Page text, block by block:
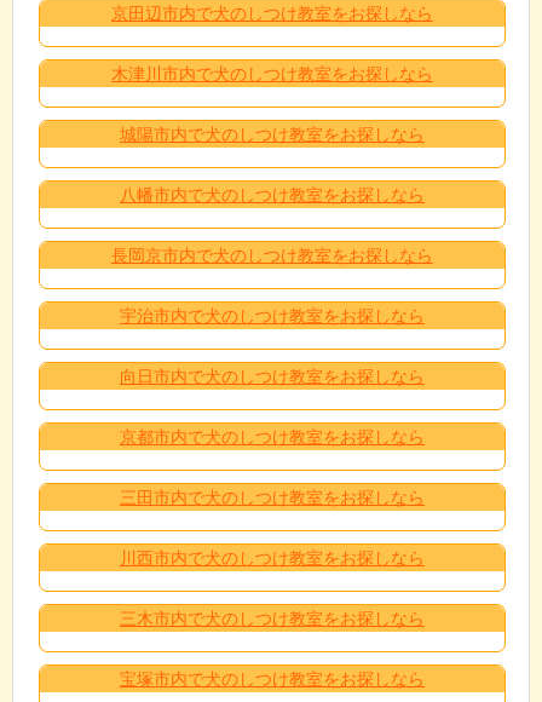
京田辺市内で犬のしつけ教室をお探しなら
木津川市内で犬のしつけ教室をお探しなら
城陽市内で犬のしつけ教室をお探しなら
八幡市内で犬のしつけ教室をお探しなら
長岡京市内で犬のしつけ教室をお探しなら
宇治市内で犬のしつけ教室をお探しなら
向日市内で犬のしつけ教室をお探しなら
京都市内で犬のしつけ教室をお探しなら
三田市内で犬のしつけ教室をお探しなら
川西市内で犬のしつけ教室をお探しなら
三木市内で犬のしつけ教室をお探しなら
宝塚市内で犬のしつけ教室をお探しなら